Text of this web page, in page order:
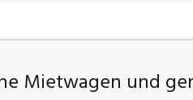
Mietwagen und